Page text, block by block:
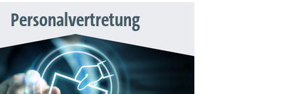
Personalvertretung